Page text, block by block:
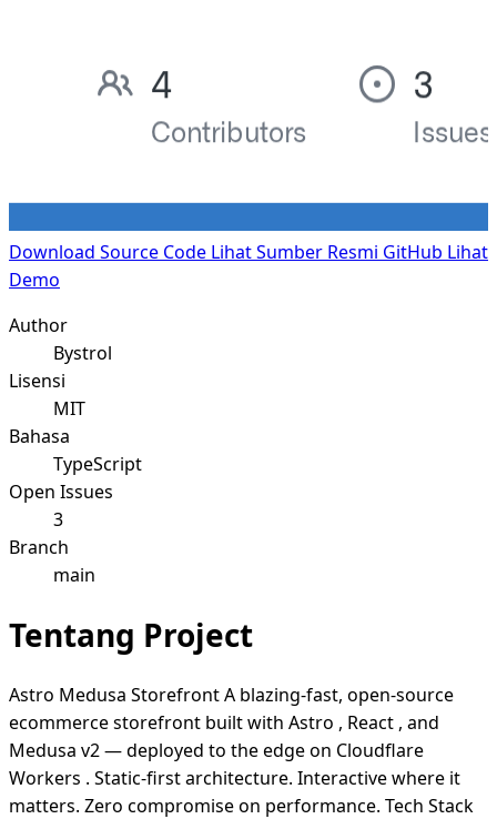
Download Source Code Lihat Sumber Resmi GitHub Lihat
Demo
Author
Bystrol
Lisensi
MIT
Bahasa
TypeScript
Open Issues
3
Branch
main
Tentang Project
Astro Medusa Storefront A blazing-fast, open-source
ecommerce storefront built with Astro , React , and
Medusa v2 — deployed to the edge on Cloudflare
Workers . Static-first architecture. Interactive where it
matters. Zero compromise on performance. Tech Stack